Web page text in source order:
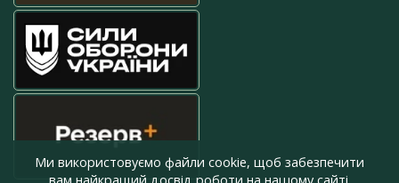
Ми використовуємо файли cookie, щоб забезпечити